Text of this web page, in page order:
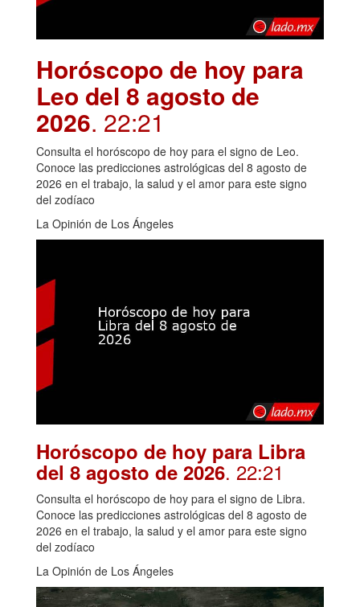
Horóscopo de hoy para
Leo del 8 agosto de
2026. 22:21
Consulta el horóscopo de hoy para el signo de Leo.
Conoce las predicciones astrológicas del 8 agosto de
2026 en el trabajo, la salud y el amor para este signo
del zodíaco
La Opinión de Los Ángeles
Horóscopo de hoy para Libra
del 8 agosto de 2026. 22:21
Consulta el horóscopo de hoy para el signo de Libra.
Conoce las predicciones astrológicas del 8 agosto de
2026 en el trabajo, la salud y el amor para este signo
del zodíaco
La Opinión de Los Ángeles